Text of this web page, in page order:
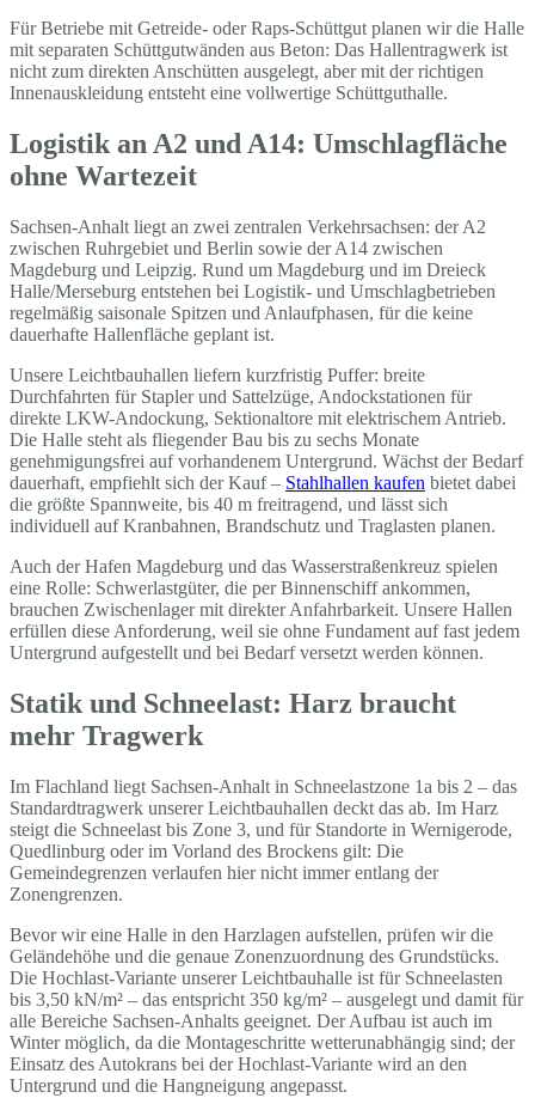
Für Betriebe mit Getreide- oder Raps-Schüttgut planen wir die Halle
mit separaten Schüttgutwänden aus Beton: Das Hallentragwerk ist
nicht zum direkten Anschütten ausgelegt, aber mit der richtigen
Innenauskleidung entsteht eine vollwertige Schüttguthalle.
Logistik an A2 und A14: Umschlagfläche
ohne Wartezeit
Sachsen-Anhalt liegt an zwei zentralen Verkehrsachsen: der A2
zwischen Ruhrgebiet und Berlin sowie der A14 zwischen
Magdeburg und Leipzig. Rund um Magdeburg und im Dreieck
Halle/Merseburg entstehen bei Logistik- und Umschlagbetrieben
regelmäßig saisonale Spitzen und Anlaufphasen, für die keine
dauerhafte Hallenfläche geplant ist.
Unsere Leichtbauhallen liefern kurzfristig Puffer: breite
Durchfahrten für Stapler und Sattelzüge, Andockstationen für
direkte LKW-Andockung, Sektionaltore mit elektrischem Antrieb.
Die Halle steht als fliegender Bau bis zu sechs Monate
genehmigungsfrei auf vorhandenem Untergrund. Wächst der Bedarf
dauerhaft, empfiehlt sich der Kauf – Stahlhallen kaufen bietet dabei
die größte Spannweite, bis 40 m freitragend, und lässt sich
individuell auf Kranbahnen, Brandschutz und Traglasten planen.
Auch der Hafen Magdeburg und das Wasserstraßenkreuz spielen
eine Rolle: Schwerlastgüter, die per Binnenschiff ankommen,
brauchen Zwischenlager mit direkter Anfahrbarkeit. Unsere Hallen
erfüllen diese Anforderung, weil sie ohne Fundament auf fast jedem
Untergrund aufgestellt und bei Bedarf versetzt werden können.
Statik und Schneelast: Harz braucht
mehr Tragwerk
Im Flachland liegt Sachsen-Anhalt in Schneelastzone 1a bis 2 – das
Standardtragwerk unserer Leichtbauhallen deckt das ab. Im Harz
steigt die Schneelast bis Zone 3, und für Standorte in Wernigerode,
Quedlinburg oder im Vorland des Brockens gilt: Die
Gemeindegrenzen verlaufen hier nicht immer entlang der
Zonengrenzen.
Bevor wir eine Halle in den Harzlagen aufstellen, prüfen wir die
Geländehöhe und die genaue Zonenzuordnung des Grundstücks.
Die Hochlast-Variante unserer Leichtbauhalle ist für Schneelasten
bis 3,50 kN/m² – das entspricht 350 kg/m² – ausgelegt und damit für
alle Bereiche Sachsen-Anhalts geeignet. Der Aufbau ist auch im
Winter möglich, da die Montageschritte wetterunabhängig sind; der
Einsatz des Autokrans bei der Hochlast-Variante wird an den
Untergrund und die Hangneigung angepasst.